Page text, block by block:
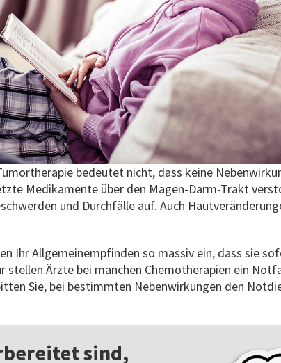
bedeutet nicht, dass keine
Medikamente über den Magen-Darm-Trakt
und Durchfälle auf. Auch
Ihr Allgemeinempfinden so massiv ein, dass sie
stellen Ärzte bei manchen Chemotherapien ein
Sie, bei bestimmten Nebenwirkungen den
sind,